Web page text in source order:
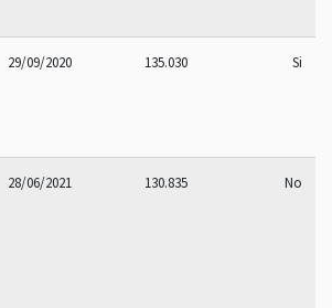
29/09/2020 135.030 Si
28/06/2021 130.835 No